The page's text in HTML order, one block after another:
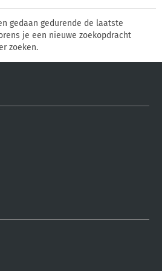
gedaan gedurende de laatste
je een nieuwe zoekopdracht
zoeken.